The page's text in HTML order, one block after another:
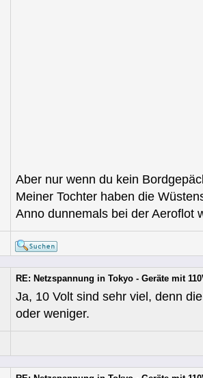
Aber nur wenn du kein
Meiner Tochter haben die
Anno dunnemals bei der Aeroflot
RE: Netzspannung in Tokyo - Geräte mit
Ja, 10 Volt sind sehr viel, denn
oder weniger.